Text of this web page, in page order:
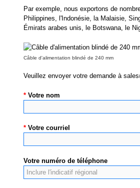
Par exemple, nous exportons de
Philippines, l'Indonésie, la Malaisie,
Émirats arabes unis, le Botswana, le
Câble d'alimentation blindé de 240 mm
Veuillez envoyer votre demande à
* Votre nom
* Votre courriel
Votre numéro de téléphone